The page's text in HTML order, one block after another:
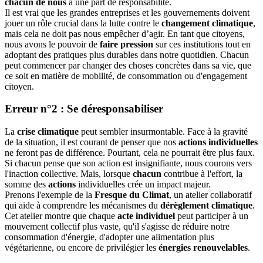
Il est vrai que les grandes entreprises et les gouvernements doivent
jouer un rôle crucial dans la lutte contre le changement climatique,
mais cela ne doit pas nous empêcher d’agir. En tant que citoyens,
nous avons le pouvoir de faire pression sur ces institutions tout en
adoptant des pratiques plus durables dans notre quotidien. Chacun
peut commencer par changer des choses concrètes dans sa vie, que
ce soit en matière de mobilité, de consommation ou d'engagement
citoyen.
Erreur n°2 : Se déresponsabiliser
La crise climatique peut sembler insurmontable. Face à la gravité
de la situation, il est courant de penser que nos actions individuelles
ne feront pas de différence. Pourtant, cela ne pourrait être plus faux.
Si chacun pense que son action est insignifiante, nous courons vers
l'inaction collective. Mais, lorsque chacun contribue à l'effort, la
somme des actions individuelles crée un impact majeur.
Prenons l'exemple de la Fresque du Climat, un atelier collaboratif
qui aide à comprendre les mécanismes du dérèglement climatique.
Cet atelier montre que chaque acte individuel peut participer à un
mouvement collectif plus vaste, qu'il s'agisse de réduire notre
consommation d'énergie, d'adopter une alimentation plus
végétarienne, ou encore de privilégier les énergies renouvelables.